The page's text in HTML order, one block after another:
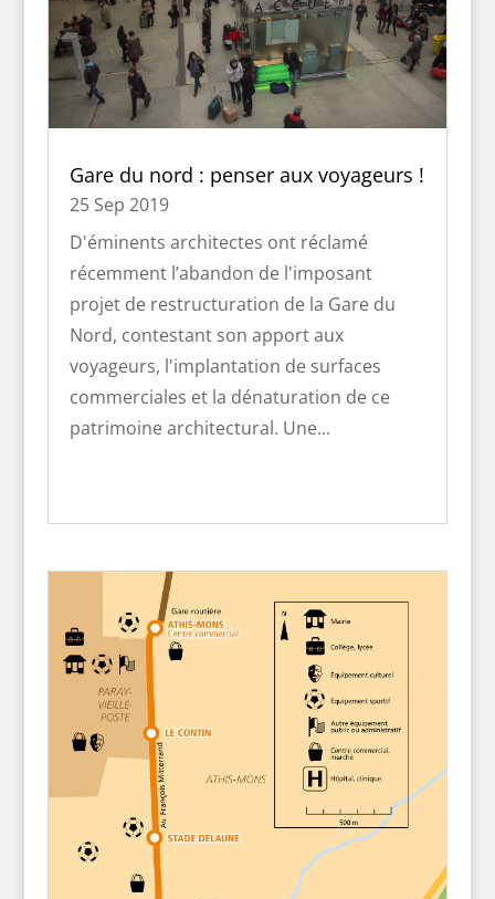
Gare du nord : penser aux voyageurs !
25 Sep 2019
D'éminents architectes ont réclamé
récemment l’abandon de l'imposant
projet de restructuration de la Gare du
Nord, contestant son apport aux
voyageurs, l'implantation de surfaces
commerciales et la dénaturation de ce
patrimoine architectural. Une...